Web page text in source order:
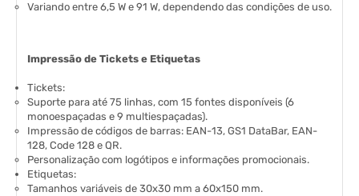
Variando entre 6,5 W e 91 W, dependendo das condições de uso.
Impressão de Tickets e Etiquetas
Tickets:
Suporte para até 75 linhas, com 15 fontes disponíveis (6
monoespaçadas e 9 multiespaçadas).
Impressão de códigos de barras: EAN-13, GS1 DataBar, EAN-
128, Code 128 e QR.
Personalização com logótipos e informações promocionais.
Etiquetas:
Tamanhos variáveis de 30x30 mm a 60x150 mm.